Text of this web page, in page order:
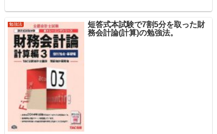
勉強法
短答式本試験で7割5分を取った財
務会計論(計算)の勉強法。